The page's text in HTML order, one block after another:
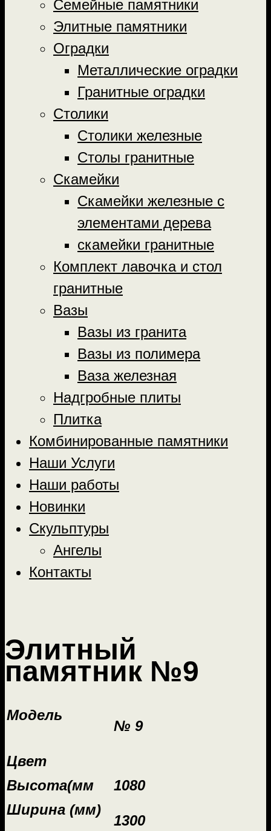
Семейные памятники
Элитные памятники
Оградки
Металлические оградки
Гранитные оградки
Столики
Столики железные
Столы гранитные
Скамейки
Скамейки железные с
элементами дерева
скамейки гранитные
Комплект лавочка и стол
гранитные
Вазы
Вазы из гранита
Вазы из полимера
Ваза железная
Надгробные плиты
Плитка
Комбинированные памятники
Наши Услуги
Наши работы
Новинки
Скульптуры
Ангелы
Контакты
Элитный
памятник №9
Модель
№ 9
Цвет
Высота(мм
1080
Ширина (мм)
1300